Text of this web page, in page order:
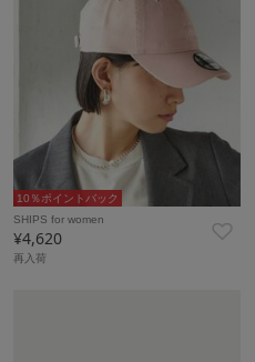
10％ポイントバック
SHIPS for women
¥4,620
再入荷